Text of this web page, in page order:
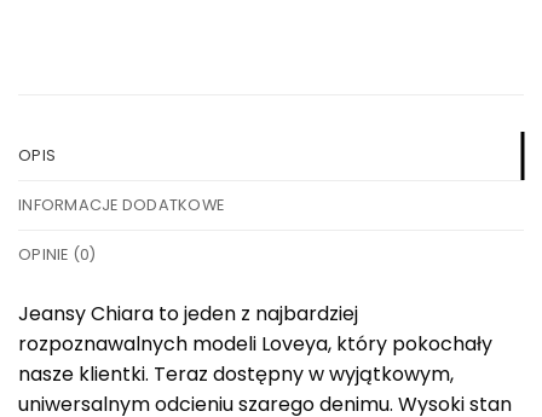
OPIS
INFORMACJE DODATKOWE
OPINIE (0)
Jeansy Chiara to jeden z najbardziej
rozpoznawalnych modeli Loveya, który pokochały
nasze klientki. Teraz dostępny w wyjątkowym,
uniwersalnym odcieniu szarego denimu. Wysoki stan